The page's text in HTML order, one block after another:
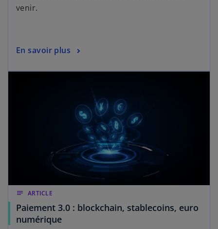
venir.
En savoir plus
notes ARTICLE
Paiement 3.0 : blockchain, stablecoins, euro
numérique